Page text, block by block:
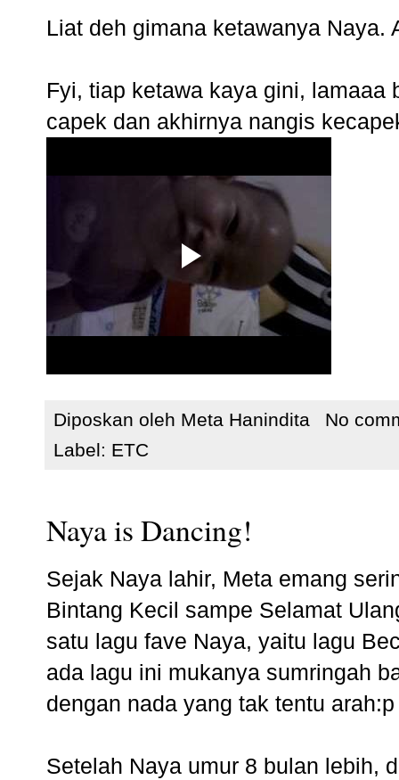
Liat deh gimana ketawanya
Fyi, tiap ketawa kaya gini, lamaaa
capek dan akhirnya nangis
Diposkan oleh Meta Hanindita
No
Label: ETC
Naya is Dancing!
Sejak Naya lahir, Meta emang
Bintang Kecil sampe Selamat
satu lagu fave Naya, yaitu lagu
ada lagu ini mukanya sumringah
dengan nada yang tak tentu arah:p
Setelah Naya umur 8 bulan lebih,